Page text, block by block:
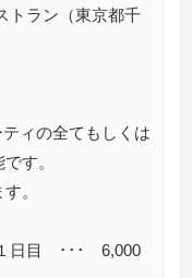
トラン（東京都千
ィの全てもしくは
す。
。
日目 ･･･ 6,000